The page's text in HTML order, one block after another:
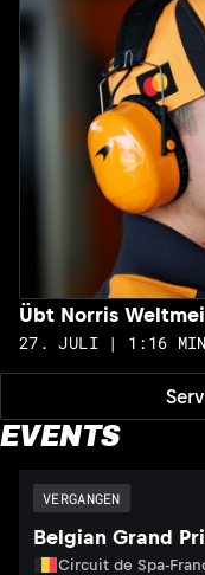
Übt Norris
27. JULI | 1:16 MIN
EVENTS
VERGANGEN
Belgian Grand
Circuit de Spa-